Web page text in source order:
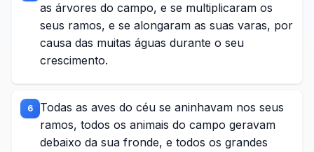
as árvores do campo, e se multiplicaram os
seus ramos, e se alongaram as suas varas, por
causa das muitas águas durante o seu
crescimento.
6
Todas as aves do céu se aninhavam nos seus
ramos, todos os animais do campo geravam
debaixo da sua fronde, e todos os grandes